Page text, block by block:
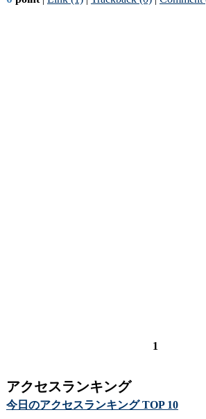
1
アクセスランキング
今日のアクセスランキング TOP 10